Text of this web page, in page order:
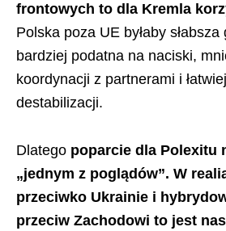
frontowych to dla Kremla
Polska poza UE byłaby
bardziej podatna na naciski,
koordynacji z partnerami i
destabilizacji.
Dlatego poparcie dla Polexitu
„jednym z poglądów”. W
przeciwko Ukrainie i
przeciw Zachodowi to jest